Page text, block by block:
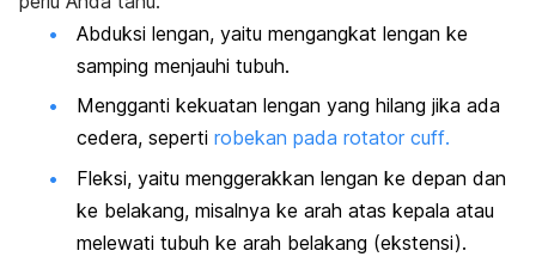
Abduksi lengan, yaitu mengangkat lengan ke
samping menjauhi tubuh.
Mengganti kekuatan lengan yang hilang jika ada
cedera, seperti robekan pada rotator cuff.
Fleksi, yaitu menggerakkan lengan ke depan dan
ke belakang, misalnya ke arah atas kepala atau
melewati tubuh ke arah belakang (ekstensi).